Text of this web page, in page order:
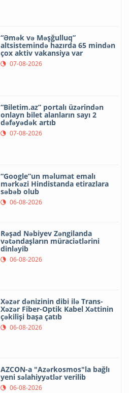
“Əmək və Məşğulluq”
altsistemində hazırda 65 mindən
çox aktiv vakansiya var
07-08-2026
“Biletim.az” portalı üzərindən
onlayn bilet alanların sayı 2
dəfəyədək artıb
07-08-2026
“Google”un məlumat emalı
mərkəzi Hindistanda etirazlara
səbəb olub
06-08-2026
Rəşad Nəbiyev Zəngilanda
vətəndaşların müraciətlərini
dinləyib
06-08-2026
Xəzər dənizinin dibi ilə Trans-
Xəzər Fiber-Optik Kabel Xəttinin
çəkilişi başa çatıb
06-08-2026
AZCON-a "Azərkosmos"la bağlı
yeni səlahiyyətlər verilib
06-08-2026